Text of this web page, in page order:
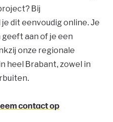
Bij
dit eenvoudig online. Je
aan of je een
onze regionale
heel Brabant, zowel in
contact op